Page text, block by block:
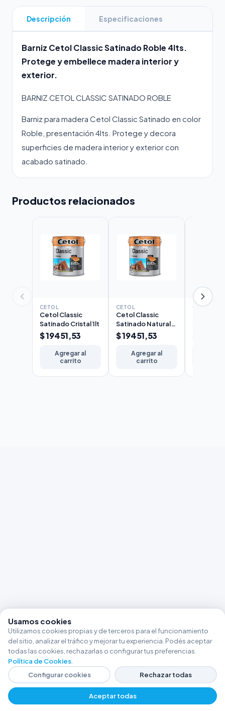
Descripción Especificaciones
Barniz Cetol Classic Satinado Roble 4lts.
Protege y embellece madera interior y
exterior.
BARNIZ CETOL CLASSIC SATINADO ROBLE
Barniz para madera Cetol Classic Satinado en color
Roble, presentación 4lts. Protege y decora
superficies de madera interior y exterior con
acabado satinado.
Productos relacionados
CETOL
Cetol Classic
Satinado Cristal 1lt
$ 19451,53
Agregar al
carrito
CETOL
Cetol Classic
Satinado Natural
1lt
$ 19451,53
Agregar al
carrito
CETOL
Satinado
$
Usamos cookies
Utilizamos cookies propias y de terceros para el funcionamiento
del sitio, analizar el tráfico y mejorar tu experiencia. Podés aceptar
todas las cookies, rechazarlas o configurar tus preferencias.
Política de Cookies
Configurar cookies
Rechazar todas
Aceptar todas